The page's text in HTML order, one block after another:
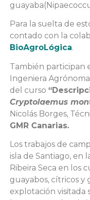
Para la suelta de
contado con la
BioAgroLógica.
También participan
Ingeniera
del curso
Cryptolaemus
Nicolás Borges,
GMR Canarias.
Los trabajos de
isla de Santiago, en
Ribeira Seca en los
guayabos, cítricos y
explotación visitada